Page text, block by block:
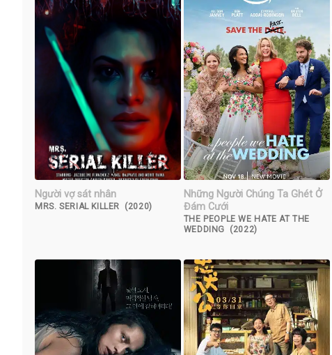
Người vợ sát nhân
MRS. SERIAL KILLER (2020)
Những Người Chúng Ta Ghét Ở
Đám Cưới
THE PEOPLE WE HATE AT THE
WEDDING (2022)